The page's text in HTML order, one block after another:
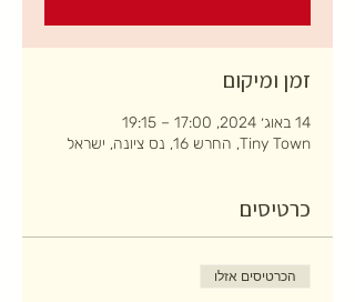
זמן ומיקום
14 באוג׳ 2024, 17:00 – 19:15
Tiny Town, החרש 16, נס ציונה, ישראל
כרטיסים
הכרטיסים אזלו